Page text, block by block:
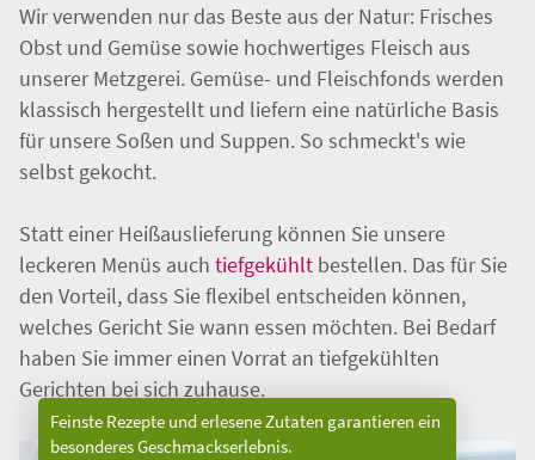
Wir verwenden nur das Beste aus der Natur: Frisches
Obst und Gemüse sowie hochwertiges Fleisch aus
unserer Metzgerei. Gemüse- und Fleischfonds werden
klassisch hergestellt und liefern eine natürliche Basis
für unsere Soßen und Suppen. So schmeckt's wie
selbst gekocht.
Statt einer Heißauslieferung können Sie unsere
leckeren Menüs auch tiefgekühlt bestellen. Das für Sie
den Vorteil, dass Sie flexibel entscheiden können,
welches Gericht Sie wann essen möchten. Bei Bedarf
haben Sie immer einen Vorrat an tiefgekühlten
Gerichten bei sich zuhause.
Feinste Rezepte und erlesene Zutaten garantieren ein
besonderes Geschmackserlebnis.